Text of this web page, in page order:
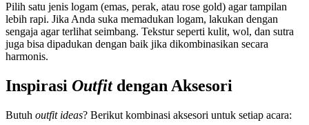
Pilih satu jenis logam (emas, perak, atau rose gold) agar tampilan
lebih rapi. Jika Anda suka memadukan logam, lakukan dengan
sengaja agar terlihat seimbang. Tekstur seperti kulit, wol, dan sutra
juga bisa dipadukan dengan baik jika dikombinasikan secara
harmonis.
Inspirasi Outfit dengan Aksesori
Butuh outfit ideas? Berikut kombinasi aksesori untuk setiap acara: